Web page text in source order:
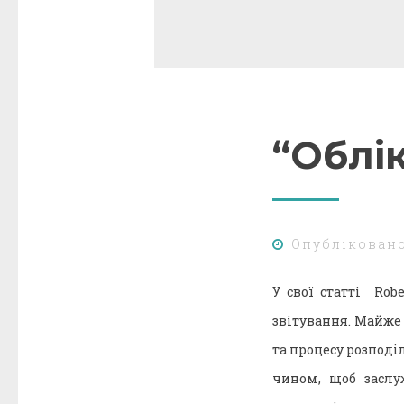
Опубліковано
У свої статті
звітування. Майже
та процесу
чином, щоб